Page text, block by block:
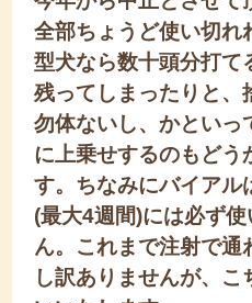
全部ちょうど使い切れ
型犬なら数十頭分打て
残ってしまったりと、
勿体ないし、かといっ
に上乗せするのもどう
す。ちなみにバイアル
(最大4週間)には必ず
ん。これまで注射で通
し訳ありませんが、